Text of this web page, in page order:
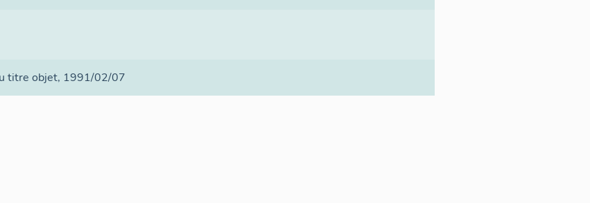
titre objet, 1991/02/07